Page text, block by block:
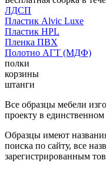
ЛДСП
Пластик Alvic Luxe
Пластик HPL
Пленка ПВХ
Полотно АГТ (МДФ)
полки
корзины
штанги
Все образцы мебели
проекту в единственном
Образцы имеют
поиска по сайту, все
зарегистрированным